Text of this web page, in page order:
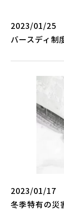
2023/01/25
バースディ制
2023/01/17
冬季特有の災